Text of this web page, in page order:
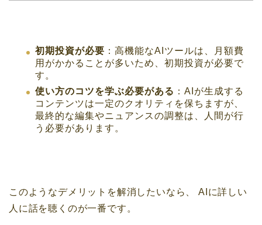
初期投資が必要 ：高機能なAIツールは、月額費
用がかかることが多いため、初期投資が必要で
す。
使い方のコツを学ぶ必要がある ：AIが生成する
コンテンツは一定のクオリティを保ちますが、
最終的な編集やニュアンスの調整は、人間が行
う必要があります。
このようなデメリットを解消したいなら、
AIに詳しい
人に話を聴くのが一番です。